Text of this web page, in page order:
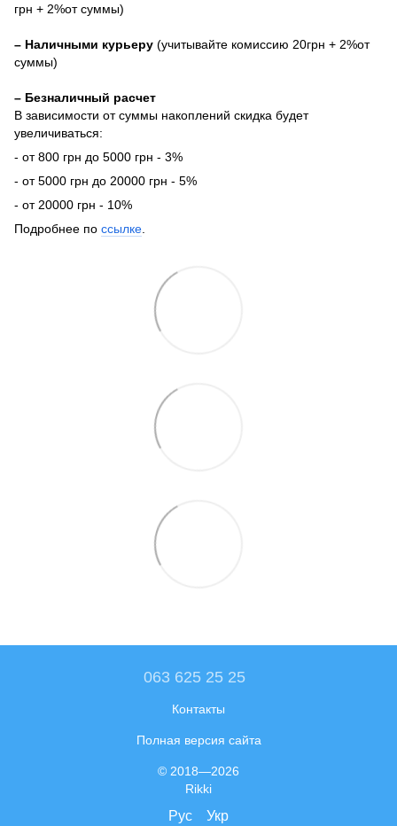
грн + 2%от суммы)
– Наличными курьеру (учитывайте комиссию 20грн + 2%от
суммы)
– Безналичный расчет
В зависимости от суммы накоплений скидка будет
увеличиваться:
- от 800 грн до 5000 грн - 3%
- от 5000 грн до 20000 грн - 5%
- от 20000 грн - 10%
Подробнее по ссылке
063 625 25 25
Контакты
Полная версия сайта
© 2018—2026
Rikki
Рус Укр